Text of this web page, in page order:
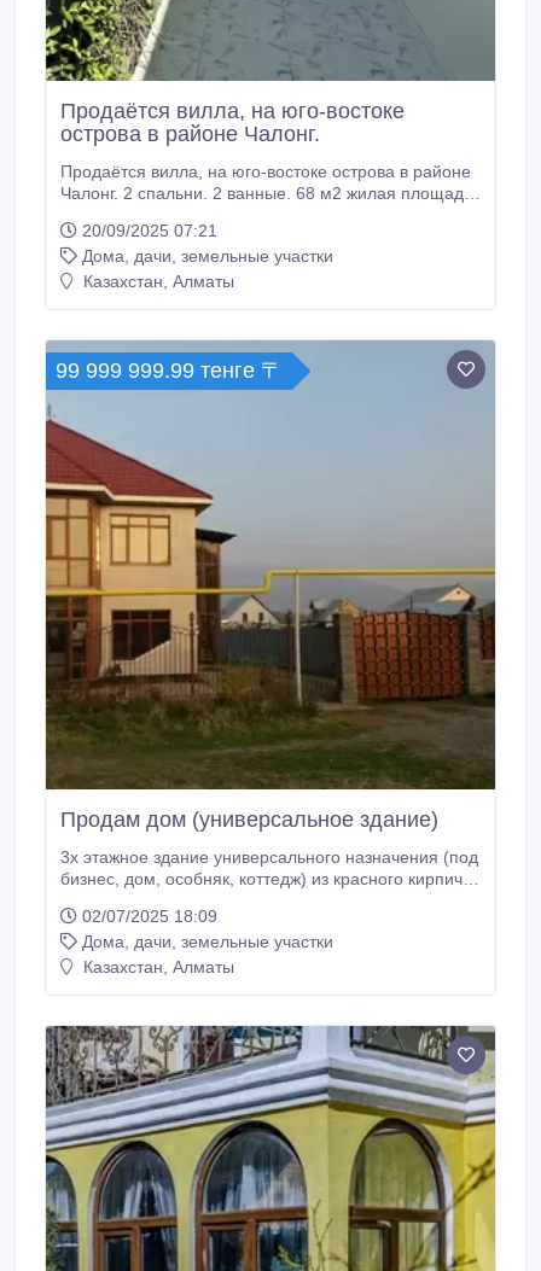
Продаётся вилла, на юго-востоке
острова в районе Чалонг.
Продаётся вилла, на юго-востоке острова в районе
Чалонг. 2 спальни. 2 ванные. 68 м2 жилая площадь.
земельного участка вместе с домом 142 м2. В
одной минуте ходьбы до моря. Неподалёку
расположены прекрасные рестораны с отличными
20/09/2025 07:21
Дома, дачи, земельные участки
Казахстан, Алматы
99 999 999.99 тенге 〒
Продам дом (универсальное здание)
3х этажное здание универсального назначения (под
бизнес, дом, особняк, коттедж) из красного кирпича
кв., 11 комнат, 3 с/у, евроремонт, благоустроенное,
пластиковые окна золотой дуб фурнитура
Германия, кондиционер, крыша черепица,
действующий детский сад, парикмахерская, все
коммуникации, все документы, 20 соток земли, на
участке навес, гараж, времянка, курятник, душ, хоз.
02/07/2025 18:09
Дома, дачи, земельные участки
Казахстан, Алматы